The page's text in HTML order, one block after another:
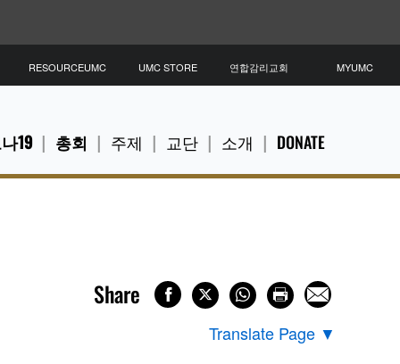
19 총회 주제 교단 소개 DONATE
RESOURCEUMC UMC STORE 연합감리교회 MYUMC
Share
Translate Page ▼